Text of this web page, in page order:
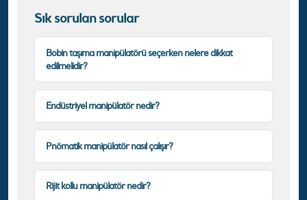
Sık sorulan sorular
Bobin taşıma manipülatörü seçerken nelere dikkat
edilmelidir?
Endüstriyel manipülatör nedir?
Pnömatik manipülatör nasıl çalışır?
Rijit kollu manipülatör nedir?